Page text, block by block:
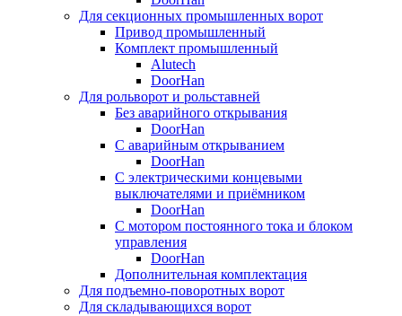
Для секционных промышленных ворот
Привод промышленный
Комплект промышленный
Alutech
DoorHan
Для рольворот и рольставней
Без аварийного открывания
DoorHan
С аварийным открыванием
DoorHan
С электрическими концевыми
выключателями и приёмником
DoorHan
С мотором постоянного тока и блоком
управления
DoorHan
Дополнительная комплектация
Для подъемно-поворотных ворот
Для складывающихся ворот